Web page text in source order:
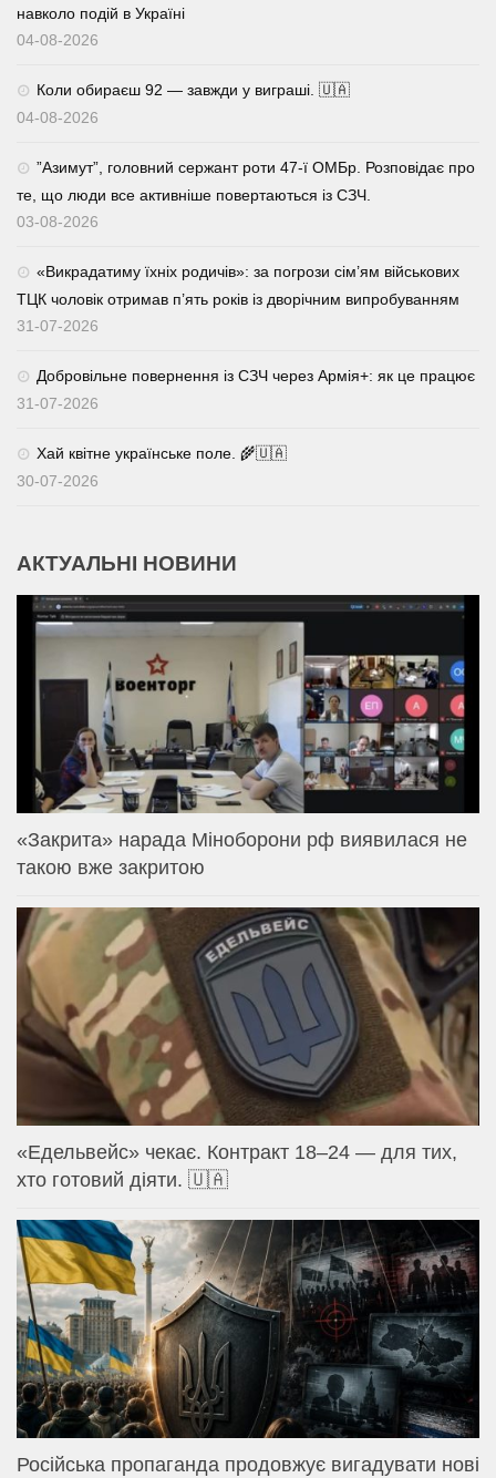
навколо подій в Україні
04-08-2026
Коли обираєш 92 — завжди у виграші. 🇺🇦
04-08-2026
⁨”Азимут”, головний сержант роти 47-ї ОМБр. Розповідає про
те, що люди все активніше повертаються із СЗЧ.
03-08-2026
«Викрадатиму їхніх родичів»: за погрози сім’ям військових
ТЦК чоловік отримав п’ять років із дворічним випробуванням
31-07-2026
Добровільне повернення із СЗЧ через Армія+: як це працює
31-07-2026
Хай квітне українське поле. 🌾🇺🇦
30-07-2026
АКТУАЛЬНІ НОВИНИ
«Закрита» нарада Міноборони рф виявилася не
такою вже закритою
«Едельвейс» чекає. Контракт 18–24 — для тих,
хто готовий діяти. 🇺🇦
Російська пропаганда продовжує вигадувати нові